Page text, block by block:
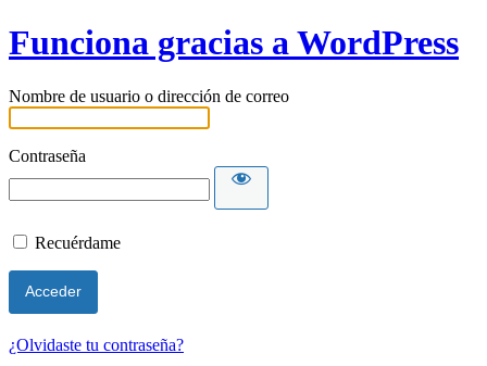
Funciona gracias a WordPress
Nombre de usuario o dirección de correo
Contraseña
Recuérdame
¿Olvidaste tu contraseña?